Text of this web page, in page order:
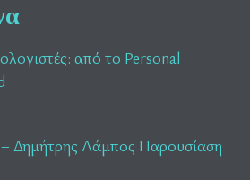
από το Personal
Δημήτρης Λάμπος Παρουσίαση